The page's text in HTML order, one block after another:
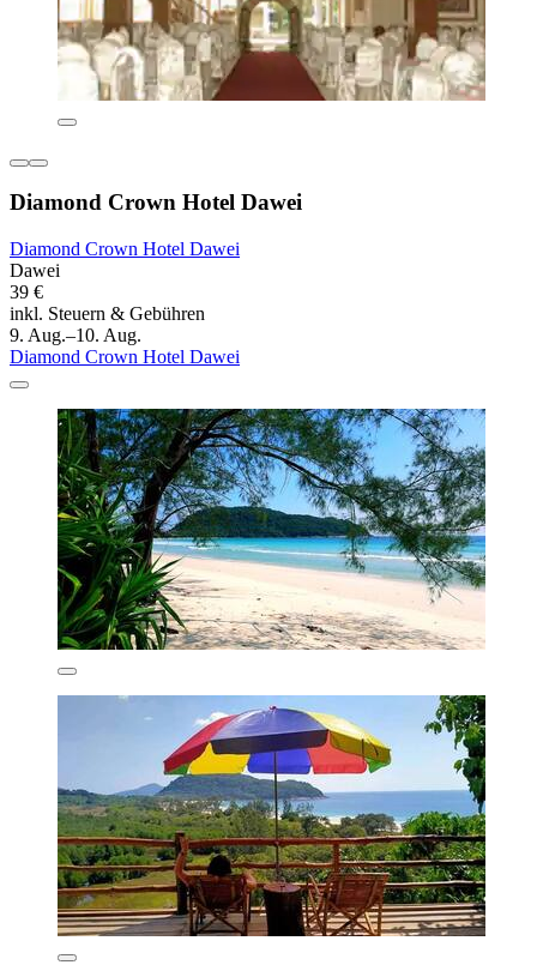
Diamond Crown Hotel Dawei
Diamond Crown Hotel Dawei
Dawei
39 €
inkl. Steuern & Gebühren
9. Aug.–10. Aug.
Diamond Crown Hotel Dawei